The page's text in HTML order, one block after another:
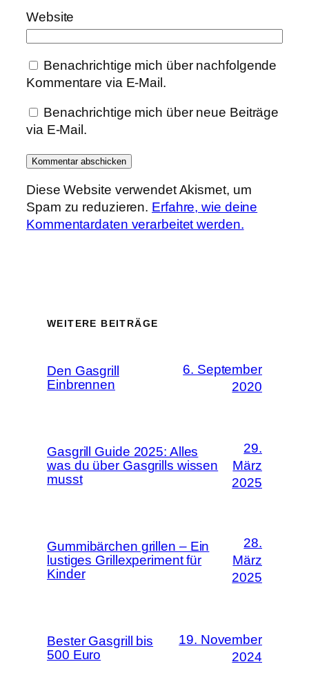
Website
Benachrichtige mich über nachfolgende
Kommentare via E-Mail.
Benachrichtige mich über neue Beiträge
via E-Mail.
Diese Website verwendet Akismet, um
Spam zu reduzieren. Erfahre, wie deine
Kommentardaten verarbeitet werden.
WEITERE BEITRÄGE
Den Gasgrill
Einbrennen
6. September
2020
Gasgrill Guide 2025: Alles
was du über Gasgrills wissen
musst
29.
März
2025
Gummibärchen grillen – Ein
lustiges Grillexperiment für
Kinder
28.
März
2025
Bester Gasgrill bis
500 Euro
19. November
2024